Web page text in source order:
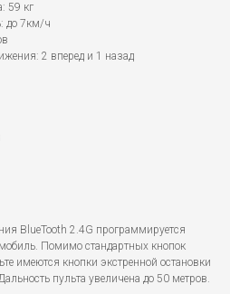
59 кг
до 7км/ч
2 вперед и 1 назад
BlueTooth 2.4G программируется
Помимо стандартных кнопок
имеются кнопки экстренной остановки
пульта увеличена до 50 метров.